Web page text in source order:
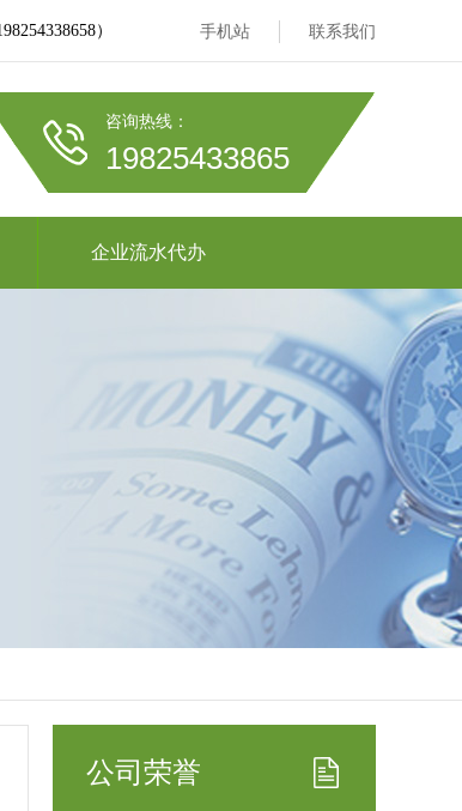
） 手机站 联系我们
咨询热线：
19825433865
企业流水代办
公司荣誉